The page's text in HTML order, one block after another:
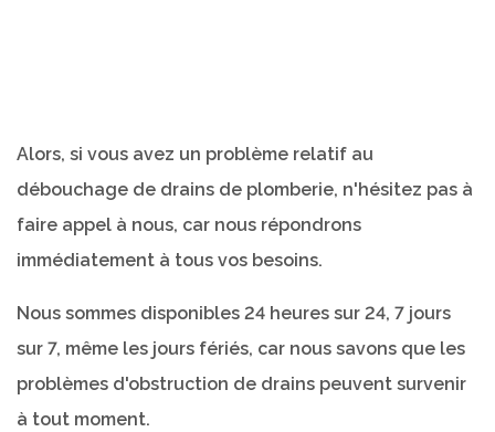
Alors, si vous avez un problème relatif au
débouchage de drains de plomberie, n'hésitez pas à
faire appel à nous, car nous répondrons
immédiatement à tous vos besoins.
Nous sommes disponibles 24 heures sur 24, 7 jours
sur 7, même les jours fériés, car nous savons que les
problèmes d'obstruction de drains peuvent survenir
à tout moment.